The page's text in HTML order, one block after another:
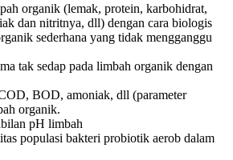
organik (lemak, protein, karbohidrat,
dan nitritnya, dll) dengan cara biologis
sederhana yang tidak mengganggu
tak sedap pada limbah organik dengan
BOD, amoniak, dll (parameter
organik.
pH limbah
populasi bakteri probiotik aerob dalam